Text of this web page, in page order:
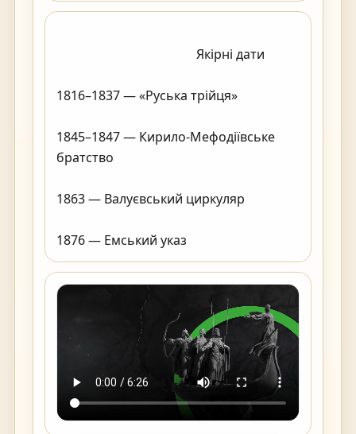
1816–1837 — «Руська трійця»
1845–1847 — Кирило-Мефодіївське
братство
1863 — Валуєвський циркуляр